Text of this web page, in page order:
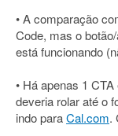
• A comparação
Code, mas o
está funcionando
• Há apenas 1
deveria rolar até o
indo paraCal.com.